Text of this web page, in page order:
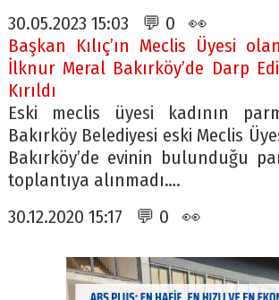
30.05.2023 15:03 💬 0 👀
Başkan Kılıç’ın Meclis Üyesi
İlknur Meral Bakırköy’de Darp
Kırıldı
Eski meclis üyesi kadının
Bakırköy Belediyesi eski Meclis
Bakırköy’de evinin bulunduğu
toplantıya alınmadı….
30.12.2020 15:17 💬 0 👀